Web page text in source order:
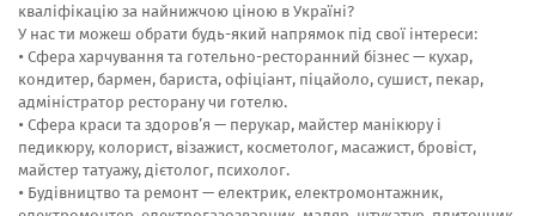
кваліфікацію за найнижчою ціною в Україні?
У нас ти можеш обрати будь-який напрямок під свої інтереси:
• Сфера харчування та готельно-ресторанний бізнес — кухар,
кондитер, бармен, бариста, офіціант, піцайоло, сушист, пекар,
адміністратор ресторану чи готелю.
• Сфера краси та здоров’я — перукар, майстер манікюру і
педикюру, колорист, візажист, косметолог, масажист, бровіст,
майстер татуажу, дієтолог, психолог.
• Будівництво та ремонт — електрик, електромонтажник,